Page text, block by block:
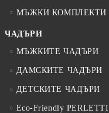
МЪЖКИ КОМПЛЕКТИ
ЧАДЪРИ
МЪЖКИТЕ ЧАДЪРИ
ДАМСКИТЕ ЧАДЪРИ
ДЕТСКИТЕ ЧАДЪРИ
Eco-Friendly PERLETTI